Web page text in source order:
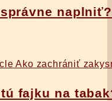
naplniť?
fajku na